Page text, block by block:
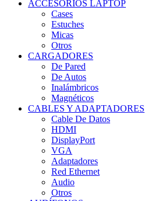
ACCESORIOS LAPTOP
Cases
Estuches
Micas
Otros
CARGADORES
De Pared
De Autos
Inalámbricos
Magnéticos
CABLES Y ADAPTADORES
Cable De Datos
HDMI
DisplayPort
VGA
Adaptadores
Red Ethernet
Audio
Otros